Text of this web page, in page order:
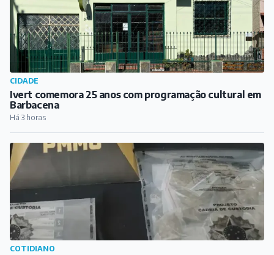
CIDADE
Ivert comemora 25 anos com programação cultural em
Barbacena
Há 3 horas
COTIDIANO